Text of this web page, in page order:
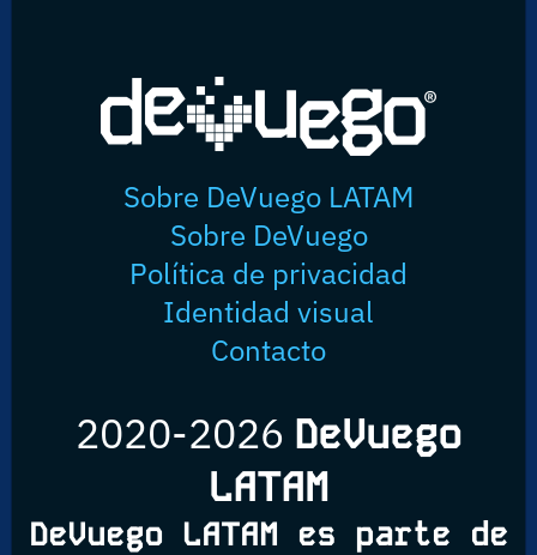
Sobre DeVuego LATAM
Sobre DeVuego
Política de privacidad
Identidad visual
Contacto
2020-2026 DeVuego
LATAM
DeVuego LATAM es parte de